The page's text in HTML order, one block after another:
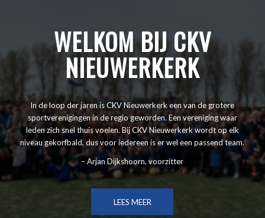
WELKOM BIJ CKV
NIEUWERKERK
In de loop der jaren is CKV Nieuwerkerk een van de grotere
sportverenigingen in de regio geworden. Een vereniging waar
leden zich snel thuis voelen. Bij CKV Nieuwerkerk wordt op elk
niveau gekorfbald, dus voor iedereen is er wel een passend team.
– Arjan Dijkshoorn, voorzitter
LEES MEER